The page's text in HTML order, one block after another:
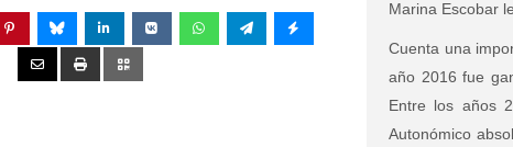
Marina Escobar
Cuenta una
año 2016 fue
Entre los años
Autonómico